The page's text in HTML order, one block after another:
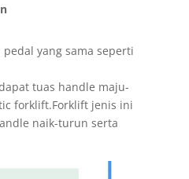
yang sama seperti
tuas handle maju-
forklift.Forklift jenis ini
naik-turun serta